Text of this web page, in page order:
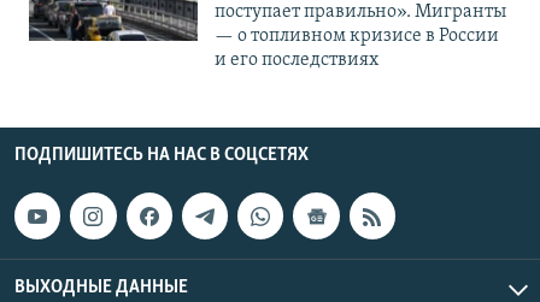
поступает правильно». Мигранты
— о топливном кризисе в России
и его последствиях
ПОДПИШИТЕСЬ НА НАС В СОЦСЕТЯХ
ВЫХОДНЫЕ ДАННЫЕ